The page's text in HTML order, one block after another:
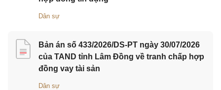
Dân sự
Bản án số 433/2026/DS-PT ngày 30/07/2026
của TAND tỉnh Lâm Đồng về tranh chấp hợp
đồng vay tài sản
Dân sự